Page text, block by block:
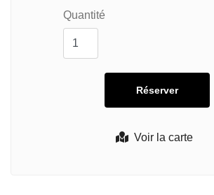
Voir la carte
Quantité